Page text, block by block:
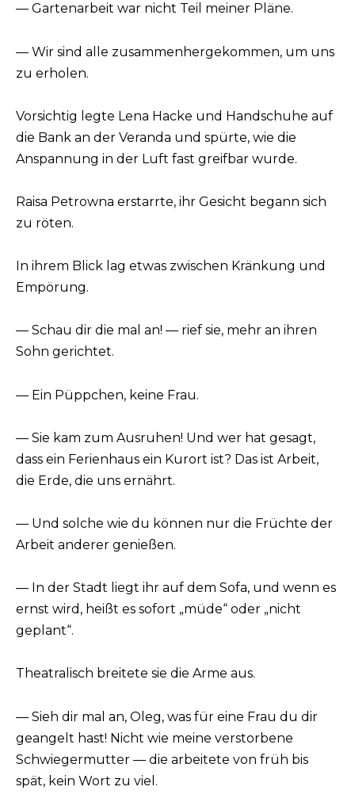
— Gartenarbeit war nicht Teil meiner Pläne.
— Wir sind alle zusammenhergekommen, um uns
zu erholen.
Vorsichtig legte Lena Hacke und Handschuhe auf
die Bank an der Veranda und spürte, wie die
Anspannung in der Luft fast greifbar wurde.
Raisa Petrowna erstarrte, ihr Gesicht begann sich
zu röten.
In ihrem Blick lag etwas zwischen Kränkung und
Empörung.
— Schau dir die mal an! — rief sie, mehr an ihren
Sohn gerichtet.
— Ein Püppchen, keine Frau.
— Sie kam zum Ausruhen! Und wer hat gesagt,
dass ein Ferienhaus ein Kurort ist? Das ist Arbeit,
die Erde, die uns ernährt.
— Und solche wie du können nur die Früchte der
Arbeit anderer genießen.
— In der Stadt liegt ihr auf dem Sofa, und wenn es
ernst wird, heißt es sofort „müde“ oder „nicht
geplant“.
Theatralisch breitete sie die Arme aus.
— Sieh dir mal an, Oleg, was für eine Frau du dir
geangelt hast! Nicht wie meine verstorbene
Schwiegermutter — die arbeitete von früh bis
spät, kein Wort zu viel.